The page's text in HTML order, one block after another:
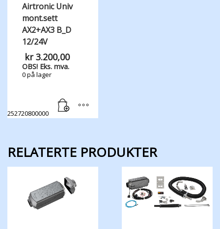
Airtronic Univ
mont.sett
AX2+AX3 B_D
12/24V
kr3.200,00
OBS! Eks. mva.
0 på lager
252720800000
RELATERTE PRODUKTER